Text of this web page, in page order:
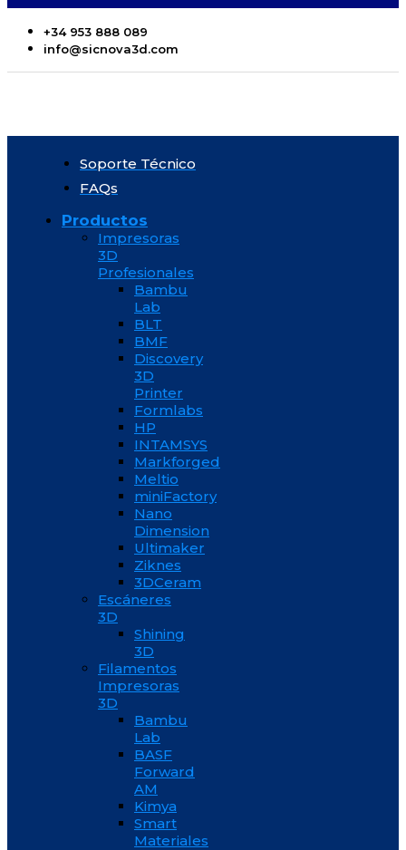
+34 953 888 089
info@sicnova3d.com
Soporte Técnico
FAQs
Productos
Impresoras
3D
Profesionales
Bambu
Lab
BLT
BMF
Discovery
3D
Printer
Formlabs
HP
INTAMSYS
Markforged
Meltio
miniFactory
Nano
Dimension
Ultimaker
Ziknes
3DCeram
Escáneres
3D
Shining
3D
Filamentos
Impresoras
3D
Bambu
Lab
BASF
Forward
AM
Kimya
Smart
Materiales